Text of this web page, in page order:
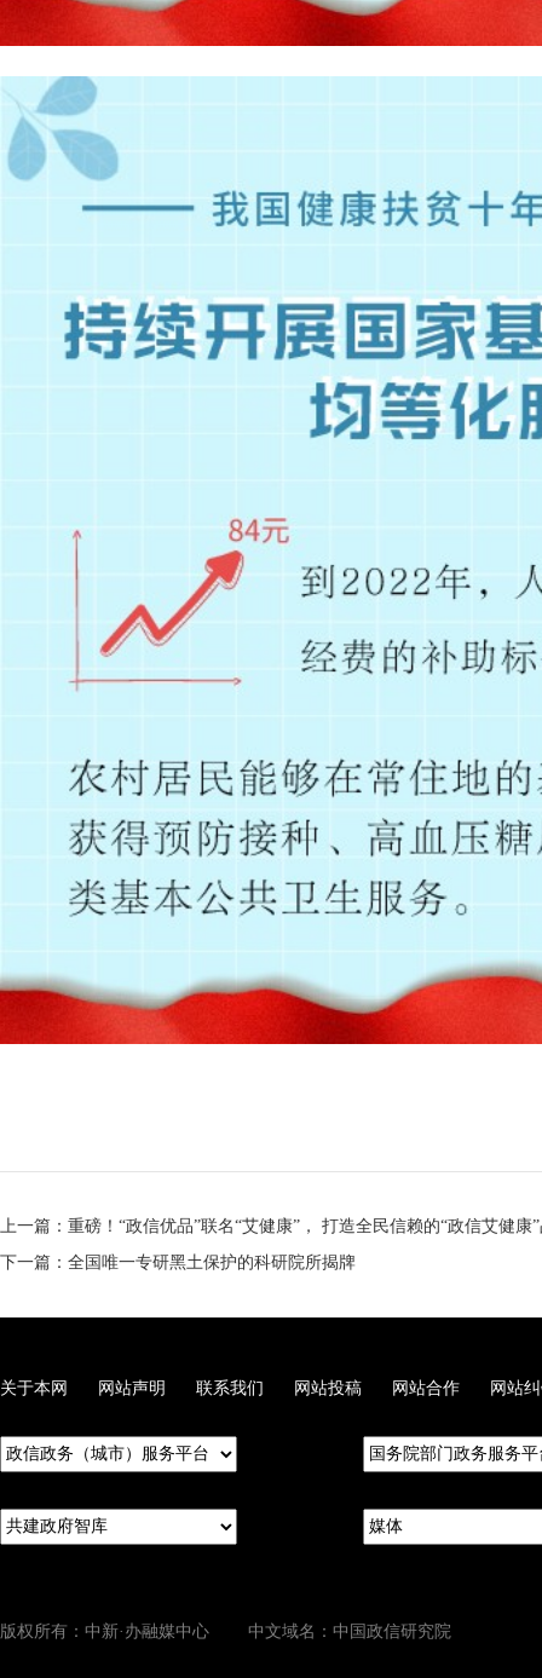
上一篇：重磅！“政信优品”联名“艾健康”， 打造全民信赖的“政信艾健康
下一篇：全国唯一专研黑土保护的科研院所揭牌
关于本网 网站声明 联系我们 网站投稿 网站合作 网站
版权所有：中新·办融媒中心 中文域名：中国政信研究院